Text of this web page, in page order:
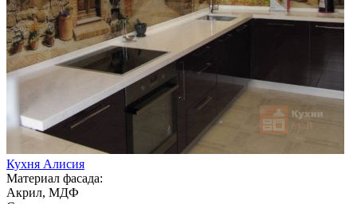
Кухня Алисия
Материал фасада:
Акрил, МДФ